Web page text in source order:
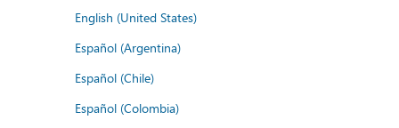
English (United States)
Español (Argentina)
Español (Chile)
Español (Colombia)